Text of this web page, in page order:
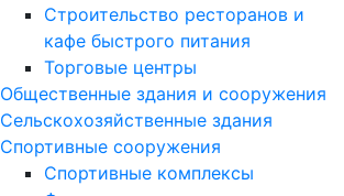
Строительство ресторанов и
кафе быстрого питания
Торговые центры
Общественные здания и сооружения
Сельскохозяйственные здания
Спортивные сооружения
Спортивные комплексы